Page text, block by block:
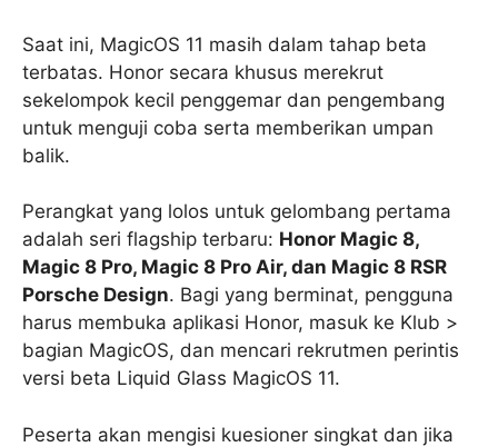
Saat ini, MagicOS 11 masih dalam tahap beta
terbatas. Honor secara khusus merekrut
sekelompok kecil penggemar dan pengembang
untuk menguji coba serta memberikan umpan
balik.
Perangkat yang lolos untuk gelombang pertama
adalah seri flagship terbaru: Honor Magic 8,
Magic 8 Pro, Magic 8 Pro Air, dan Magic 8 RSR
Porsche Design. Bagi yang berminat, pengguna
harus membuka aplikasi Honor, masuk ke Klub >
bagian MagicOS, dan mencari rekrutmen perintis
versi beta Liquid Glass MagicOS 11.
Peserta akan mengisi kuesioner singkat dan jika